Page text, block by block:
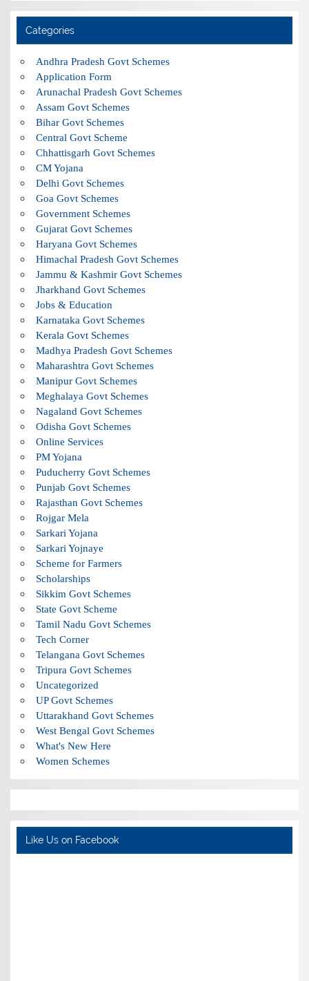
Categories
Andhra Pradesh Govt Schemes
Application Form
Arunachal Pradesh Govt Schemes
Assam Govt Schemes
Bihar Govt Schemes
Central Govt Scheme
Chhattisgarh Govt Schemes
CM Yojana
Delhi Govt Schemes
Goa Govt Schemes
Government Schemes
Gujarat Govt Schemes
Haryana Govt Schemes
Himachal Pradesh Govt Schemes
Jammu & Kashmir Govt Schemes
Jharkhand Govt Schemes
Jobs & Education
Karnataka Govt Schemes
Kerala Govt Schemes
Madhya Pradesh Govt Schemes
Maharashtra Govt Schemes
Manipur Govt Schemes
Meghalaya Govt Schemes
Nagaland Govt Schemes
Odisha Govt Schemes
Online Services
PM Yojana
Puducherry Govt Schemes
Punjab Govt Schemes
Rajasthan Govt Schemes
Rojgar Mela
Sarkari Yojana
Sarkari Yojnaye
Scheme for Farmers
Scholarships
Sikkim Govt Schemes
State Govt Scheme
Tamil Nadu Govt Schemes
Tech Corner
Telangana Govt Schemes
Tripura Govt Schemes
Uncategorized
UP Govt Schemes
Uttarakhand Govt Schemes
West Bengal Govt Schemes
What's New Here
Women Schemes
Like Us on Facebook